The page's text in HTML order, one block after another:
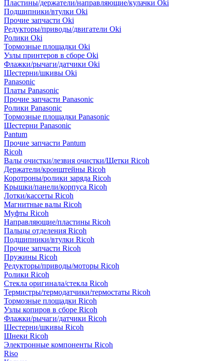
Пластины/держатели/направляющие/кулачки Oki
Подшипники/втулки Oki
Прочие запчасти Oki
Редукторы/приводы/двигатели Oki
Ролики Oki
Тормозные площадки Oki
Узлы принтеров в сборе Oki
Флажки/рычаги/датчики Oki
Шестерни/шкивы Oki
Panasonic
Платы Panasonic
Прочие запчасти Panasonic
Ролики Panasonic
Тормозные площадки Panasonic
Шестерни Panasonic
Pantum
Прочие запчасти Pantum
Ricoh
Валы очистки/лезвия очистки/Щетки Ricoh
Держатели/кронштейны Ricoh
Коротроны/ролики заряда Ricoh
Крышки/панели/корпуса Ricoh
Лотки/кассеты Ricoh
Магнитные валы Ricoh
Муфты Ricoh
Направляющие/пластины Ricoh
Пальцы отделения Ricoh
Подшипники/втулки Ricoh
Прочие запчасти Ricoh
Пружины Ricoh
Редукторы/приводы/моторы Ricoh
Ролики Ricoh
Стекла оригинала/стекла Ricoh
Термистры/термодатчики/термостаты Ricoh
Тормозные площадки Ricoh
Узлы копиров в сборе Ricoh
Флажки/рычаги/датчики Ricoh
Шестерни/шкивы Ricoh
Шнеки Ricoh
Электронные компоненты Ricoh
Riso